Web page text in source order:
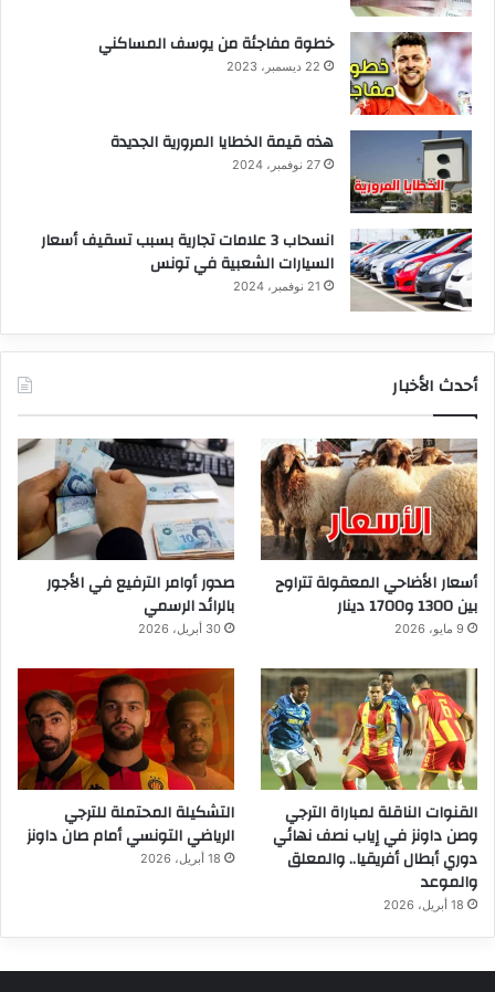
خطوة مفاجئة من يوسف المساكني
22 ديسمبر، 2023
هذه قيمة الخطايا المرورية الجديدة
27 نوفمبر، 2024
انسحاب 3 علامات تجارية بسبب تسقيف أسعار
السيارات الشعبية في تونس
21 نوفمبر، 2024
أحدث الأخبار
أسعار الأضاحي المعقولة تتراوح
بين 1300 و1700 دينار
9 مايو، 2026
صدور أوامر الترفيع في الأجور
بالرائد الرسمي
30 أبريل، 2026
القنوات الناقلة لمباراة الترجي
وصن داونز في إياب نصف نهائي
دوري أبطال أفريقيا.. والمعلق
والموعد
18 أبريل، 2026
التشكيلة المحتملة للترجي
الرياضي التونسي أمام صان داونز
18 أبريل، 2026